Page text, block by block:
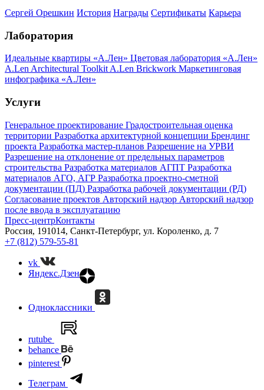
Сергей Орешкин История Награды Сертификаты Карьера
Лаборатория
Идеальные квартиры «А.Лен» Цветовая лаборатория «А.Лен»
A.Len Architectural Toolkit A.Len Brickwork Маркетинговая
инфографика «А.Лен»
Услуги
Генеральное проектирование Градостроительная оценка
территории Разработка архитектурной концепции Брендинг
проекта Разработка мастер-планов Разрешение на УРВИ
Разрешение на отклонение от предельных параметров
строительства Разработка материалов АГПТ Разработка
материалов АГО, АГР Разработка проектно-сметной
документации (ПД) Разработка рабочей документации (РД)
Согласование проектов Авторский надзор Авторский надзор
после ввода в эксплуатацию
Пресс-центрКонтакты
Россия, 191014, Санкт-Петербург, ул. Короленко, д. 7
+7 (812) 579-55-81
vk
Яндекс.Дзен
Одноклассники
rutube
behance
pinterest
Телеграм